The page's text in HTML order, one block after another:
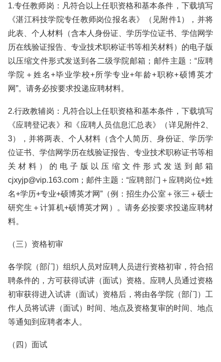
1.专任教师岗：凡符合以上任职资格和基本条件，下载填写
《湛江科技学院专任教师岗位报名表》（见附件1），并将
此表、个人材料（含本人身份证、学历学位证书、学信网学
历在线验证报告、专业技术职称证书等相关材料）的电子版
以压缩文件形式发送到各二级学院邮箱；邮件主题：“应聘
学院＋姓名+毕业学校+所学专业+年龄+职称+硕博英才
网”。请务必按要求投递应聘材料。
2.行政教辅岗：凡符合以上任职资格和基本条件，下载填写
《应聘登记表》和《应聘人员信息汇总表》（详见附件2、
3），并将两表、个人材料（含个人简历、身份证、学历学
位证书、学信网学历在线验证报告、专业技术职称证书等相
关材料）的电子版以压缩文件形式发送到邮箱
cjxyjp@vip.163.com；邮件主题：“应聘部门＋应聘岗位+姓
名+学历+专业+硕博英才网”（例：招生办公室＋张三＋硕士
研究生＋计算机+硕博英才网）。请务必按要求投递应聘材
料。
（三）资格初审
各学院（部门）组织人员对应聘人员进行资格初审，符合招
聘条件的，方可获得试讲（面试）资格。应聘人员通过资格
初审获得进入试讲（面试）资格后，将由各学院（部门）工
作人员将试讲（面试）时间、地点及资格复审的时间、地点
等通知到应聘者本人。
（四）面试